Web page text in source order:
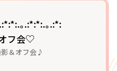
｡.:*:*:.｡.:*:
フ会♡
＆オフ会♪